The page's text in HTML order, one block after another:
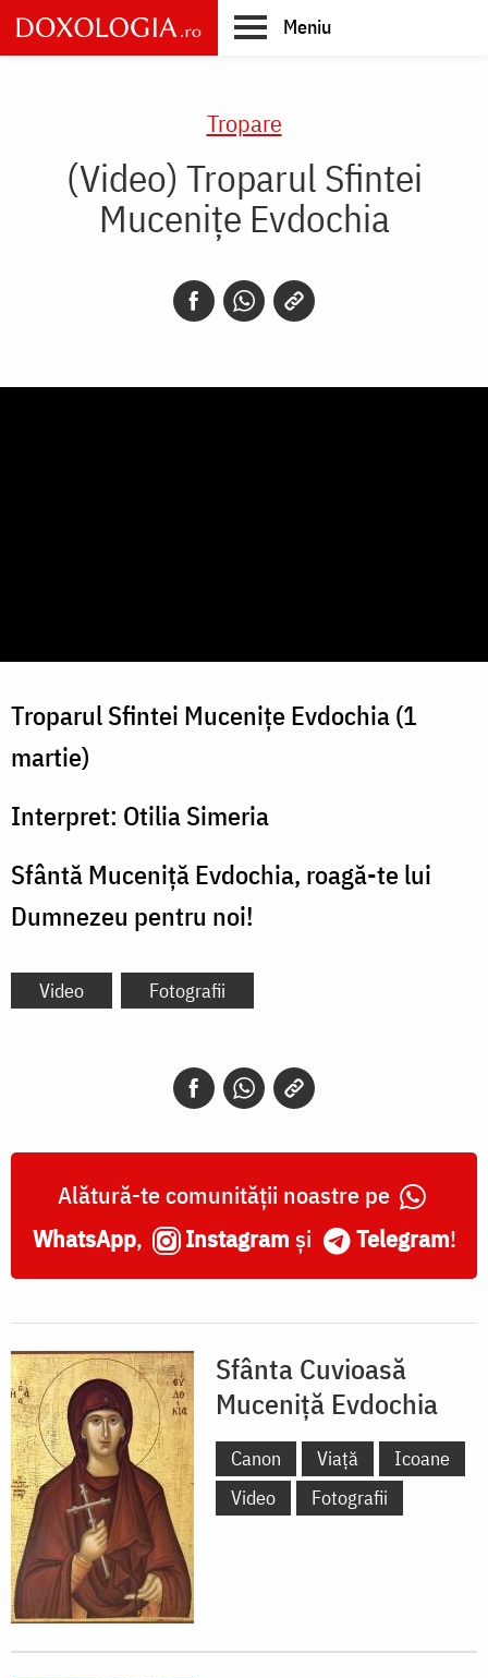
Skip
to
main
Meniu
Tropare
(Video) Troparul Sfintei
Mucenițe Evdochia
Troparul Sfintei Mucenițe Evdochia (1
martie)
Interpret: Otilia Simeria
Sfântă Muceniță Evdochia, roagă-te lui
Dumnezeu pentru noi!
Video Fotografii
Alătură-te comunității noastre pe
WhatsApp, Instagram și Telegram!
Sfânta Cuvioasă
Muceniță Evdochia
Canon Viață
Icoane
Video
Fotografii